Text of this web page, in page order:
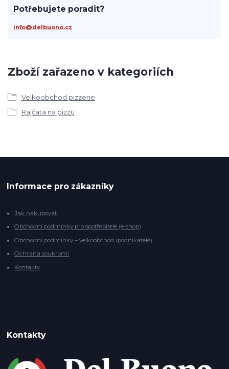
Zboží zařazeno v kategoriích
Velkoobchod pizzerie
Rajčata na pizzu
Potřebujete poradit?
info@delbuono.cz
Informace pro zákazníky
Jak nakupovat
Obchodní podmínky pro spotřebitele (e-shop)
Obchodní podmínky – velkoobchod (podnikatelé)
Ochrana soukromí
Kontakty
Kontakty